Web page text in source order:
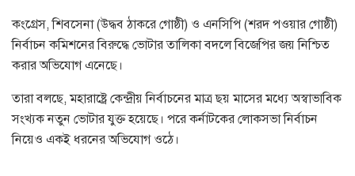
কংগ্রেস, শিবসেনা (উদ্ধব ঠাকরে গোষ্ঠী) ও এনসিপি (শরদ পওয়ার গোষ্ঠী)
নির্বাচন কমিশনের বিরুদ্ধে ভোটার তালিকা বদলে বিজেপির জয় নিশ্চিত
করার অভিযোগ এনেছে।
তারা বলছে, মহারাষ্ট্রে কেন্দ্রীয় নির্বাচনের মাত্র ছয় মাসের মধ্যে অস্বাভাবিক
সংখ্যক নতুন ভোটার যুক্ত হয়েছে। পরে কর্নাটকের লোকসভা নির্বাচন
নিয়েও একই ধরনের অভিযোগ ওঠে।